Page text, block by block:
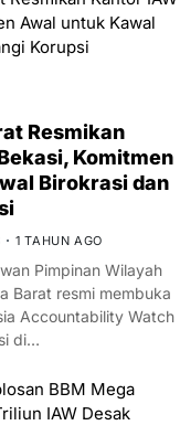
Resmikan
Komitmen
Birokrasi dan
1 TAHUN AGO
Pimpinan Wilayah
Barat resmi membuka
Accountability Watch
di…